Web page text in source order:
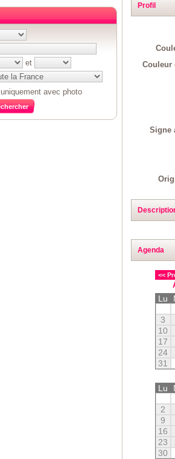
Profil
Couleur
Signe
Agenda
<<
Lu
3
10
17
24
31
Lu
2
9
16
23
30
et
uniquement avec photo